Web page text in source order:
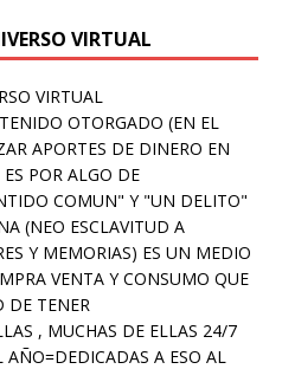
VIRTUAL
VIRTUAL
OTORGADO (EN EL
APORTES DE DINERO EN
POR ALGO DE
COMUN" Y "UN DELITO"
(NEO ESCLAVITUD A
Y MEMORIAS) ES UN MEDIO
VENTA Y CONSUMO QUE
DE TENER
, MUCHAS DE ELLAS 24/7
A ESO AL